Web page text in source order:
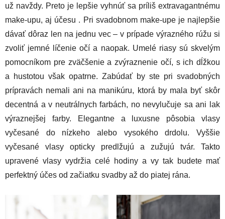
už navždy. Preto je lepšie vyhnúť sa príliš extravagantnému
make-upu, aj účesu . Pri svadobnom make-upe je najlepšie
dávať dôraz len na jednu vec – v prípade výrazného rúžu si
zvoliť jemné líčenie očí a naopak. Umelé riasy sú skvelým
pomocníkom pre zväčšenie a zvýraznenie očí, s ich dĺžkou
a hustotou však opatrne. Zabúdať by ste pri svadobných
prípravách nemali ani na manikúru, ktorá by mala byť skôr
decentná a v neutrálnych farbách, no nevylučuje sa ani lak
výraznejšej farby. Elegantne a luxusne pôsobia vlasy
vyčesané do nízkeho alebo vysokého drdolu. Vyššie
vyčesané vlasy opticky predlžujú a zužujú tvár. Takto
upravené vlasy vydržia celé hodiny a vy tak budete mať
perfektný účes od začiatku svadby až do piatej rána.